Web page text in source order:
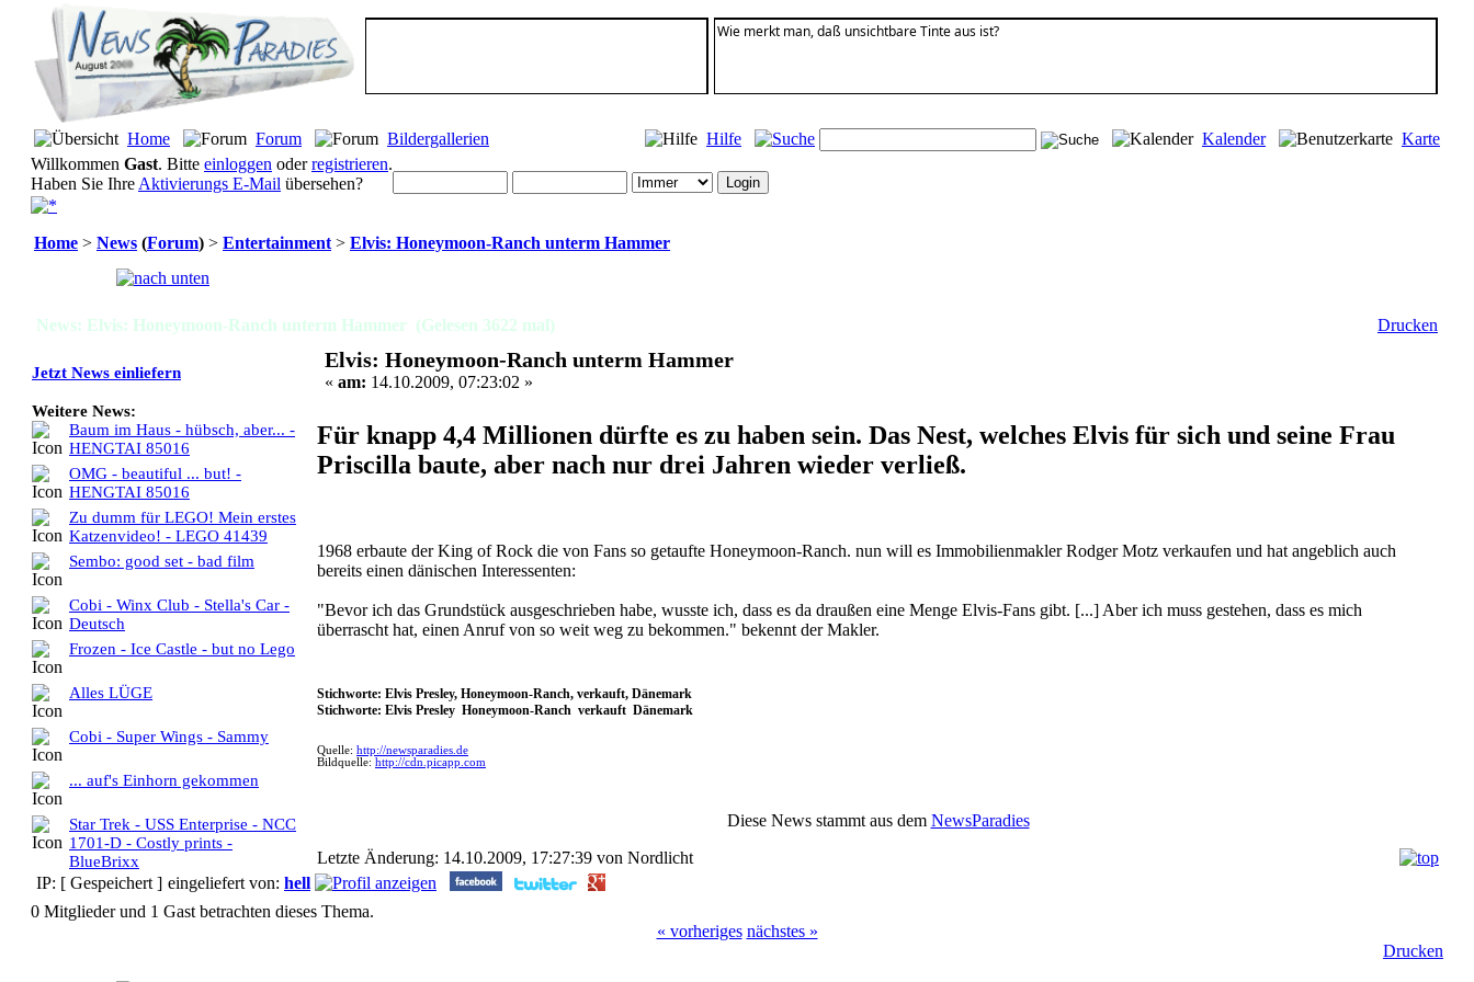
Wie merkt man, daß unsichtbare Tinte aus ist?
Home Forum Bildergallerien Hilfe Kalender
Karte
Willkommen Gast. Bitte einloggen oderregistrieren.
Haben Sie Ihre Aktivierungs E-Mail übersehen?
Home > News (Forum) > Entertainment > Elvis: Honeymoon-Ranch unterm Hammer
News: Elvis: Honeymoon-Ranch unterm Hammer (Gelesen 3622 mal) Drucken
Jetzt News einliefern
Weitere News:
Baum im Haus - hübsch, aber... -
HENGTAI 85016
OMG - beautiful ... but! -
HENGTAI 85016
Zu dumm für LEGO! Mein erstes
Katzenvideo! - LEGO 41439
Sembo: good set - bad film
Cobi - Winx Club - Stella's Car -
Deutsch
Frozen - Ice Castle - but no Lego
Alles LÜGE
Cobi - Super Wings - Sammy
... auf's Einhorn gekommen
Star Trek - USS Enterprise - NCC
1701-D - Costly prints -
BlueBrixx
Elvis: Honeymoon-Ranch unterm Hammer
« am: 14.10.2009, 07:23:02 »
Für knapp 4,4 Millionen dürfte es zu haben sein. Das Nest, welches Elvis für sich und seine Frau
Priscilla baute, aber nach nur drei Jahren wieder verließ.
1968 erbaute der King of Rock die von Fans so getaufte Honeymoon-Ranch. nun will es Immobilienmakler Rodger Motz verkaufen und hat angeblich auch
bereits einen dänischen Interessenten:
"Bevor ich das Grundstück ausgeschrieben habe, wusste ich, dass es da draußen eine Menge Elvis-Fans gibt. [...] Aber ich muss gestehen, dass es mich
überrascht hat, einen Anruf von so weit weg zu bekommen." bekennt der Makler.
Stichworte: Elvis Presley, Honeymoon-Ranch, verkauft, Dänemark
Stichworte: Elvis Presley Honeymoon-Ranch verkauft Dänemark
Quelle: http://newsparadies.de
Bildquelle: http://cdn.picapp.com
Diese News stammt aus dem NewsParadies
Letzte Änderung: 14.10.2009, 17:27:39 von Nordlicht
IP: [ Gespeichert ] eingeliefert von: hell
0 Mitglieder und 1 Gast betrachten dieses Thema.
« vorheriges nächstes »
Drucken